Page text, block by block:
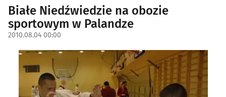
Białe Niedźwiedzie na obozie
sportowym w Palandze
2010.08.04 00:00